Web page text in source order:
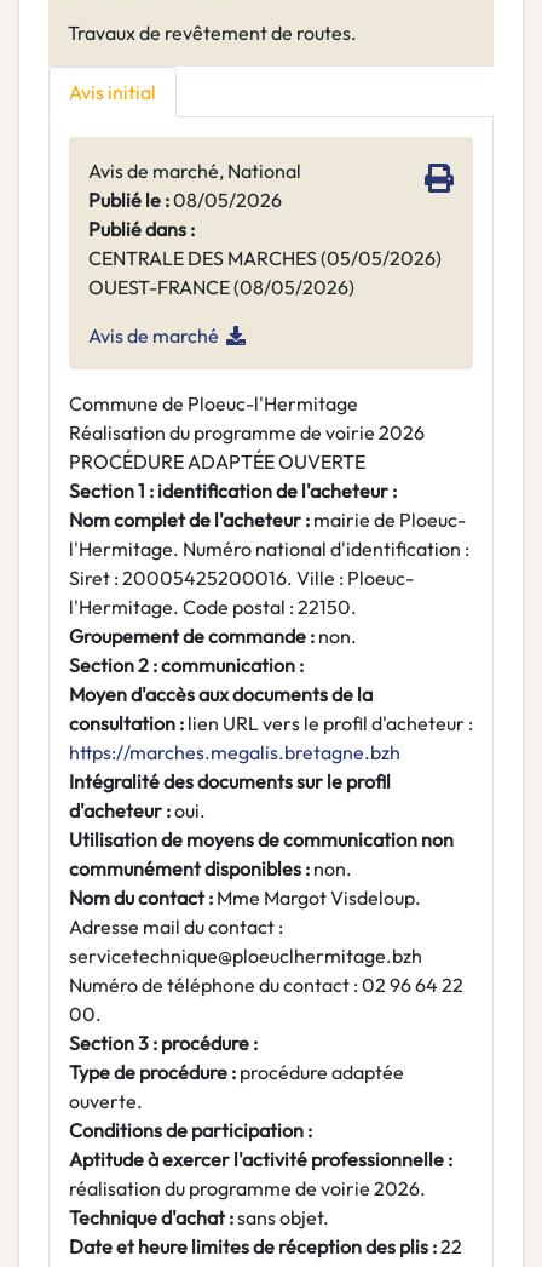
Travaux de revêtement de routes.
Avis initial
Avis de marché, National
Publié le :08/05/2026
Publié dans :
CENTRALE DES MARCHES (05/05/2026)
OUEST-FRANCE (08/05/2026)
Avis de marché
Commune de Ploeuc-l'Hermitage
Réalisation du programme de voirie 2026
PROCÉDURE ADAPTÉE OUVERTE
Section 1 : identification de l'acheteur :
Nom complet de l'acheteur : mairie de Ploeuc-
l'Hermitage. Numéro national d'identification :
Siret : 20005425200016. Ville : Ploeuc-
l'Hermitage. Code postal : 22150.
Groupement de commande : non.
Section 2 : communication :
Moyen d'accès aux documents de la
consultation : lien URL vers le profil d'acheteur :
https://marches.megalis.bretagne.bzh
Intégralité des documents sur le profil
d'acheteur :oui.
Utilisation de moyens de communication non
communément disponibles : non.
Nom du contact : Mme Margot Visdeloup.
Adresse mail du contact :
servicetechnique@ploeuclhermitage.bzh
Numéro de téléphone du contact : 02 96 64 22
00.
Section 3 : procédure :
Type de procédure : procédure adaptée
ouverte.
Conditions de participation :
Aptitude à exercer l'activité professionnelle :
réalisation du programme de voirie 2026.
Technique d'achat :sans objet.
Date et heure limites de réception des plis :22